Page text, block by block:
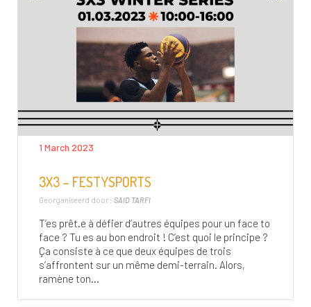
1 March 2023
3X3 – FESTYSPORTS
Georganiseerd door : SAID TARFI
T’es prêt.e à défier d’autres équipes pour un face to
face ? Tu es au bon endroit ! C’est quoi le principe ?
Ça consiste à ce que deux équipes de trois
s’affrontent sur un même demi-terrain. Alors,
ramène ton...